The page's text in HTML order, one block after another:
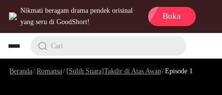
Nikmati beragam drama pendek orisinal
yang seru di GoodShort!
Buka
Cari
Beranda/Romansa/ [Sulih Suara]Takdir di Atas Awan/Episode 1